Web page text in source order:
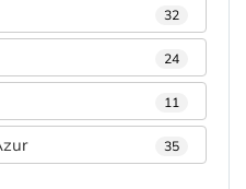
32
24
11
35